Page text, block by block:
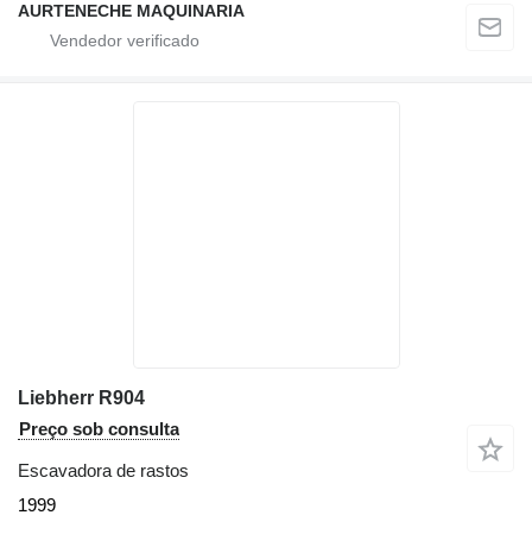
AURTENECHE MAQUINARIA
Liebherr R904
Preço sob consulta
Escavadora de rastos
1999